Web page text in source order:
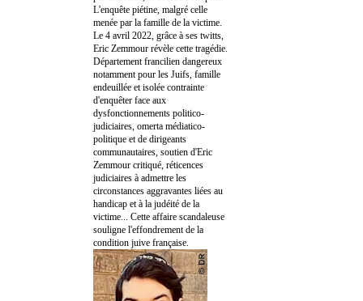
L'enquête piétine, malgré celle
menée par la famille de la victime.
Le 4 avril 2022, grâce à ses twitts,
Eric Zemmour révèle cette tragédie.
Département francilien dangereux
notamment pour les Juifs, famille
endeuillée et isolée contrainte
d'enquêter face aux
dysfonctionnements politico-
judiciaires, omerta médiatico-
politique et de dirigeants
communautaires, soutien d'Eric
Zemmour critiqué, réticences
judiciaires à admettre les
circonstances aggravantes liées au
handicap et à la judéité de la
victime... Cette affaire scandaleuse
souligne l'effondrement de la
condition juive française.